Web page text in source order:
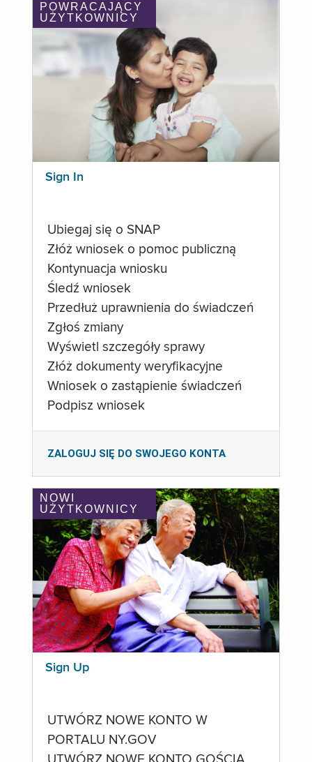
POWRACAJĄCY
UŻYTKOWNICY
Sign In
Ubiegaj się o SNAP
Złóż wniosek o pomoc publiczną
Kontynuacja wniosku
Śledź wniosek
Przedłuż uprawnienia do świadczeń
Zgłoś zmiany
Wyświetl szczegóły sprawy
Złóż dokumenty weryfikacyjne
Wniosek o zastąpienie świadczeń
Podpisz wniosek
ZALOGUJ SIĘ DO SWOJEGO KONTA
NOWI
UŻYTKOWNICY
Sign Up
UTWÓRZ NOWE KONTO W
PORTALU NY.GOV